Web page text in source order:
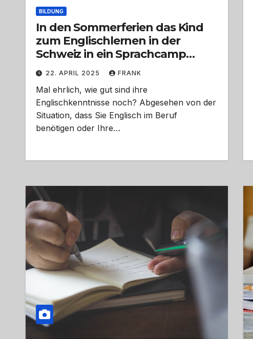
BILDUNG
In den Sommerferien das Kind
zum Englischlernen in der
Schweiz in ein Sprachcamp
senden
22. APRIL 2025 FRANK
Mal ehrlich, wie gut sind ihre
Englischkenntnisse noch? Abgesehen von der
Situation, dass Sie Englisch im Beruf
benötigen oder Ihre…